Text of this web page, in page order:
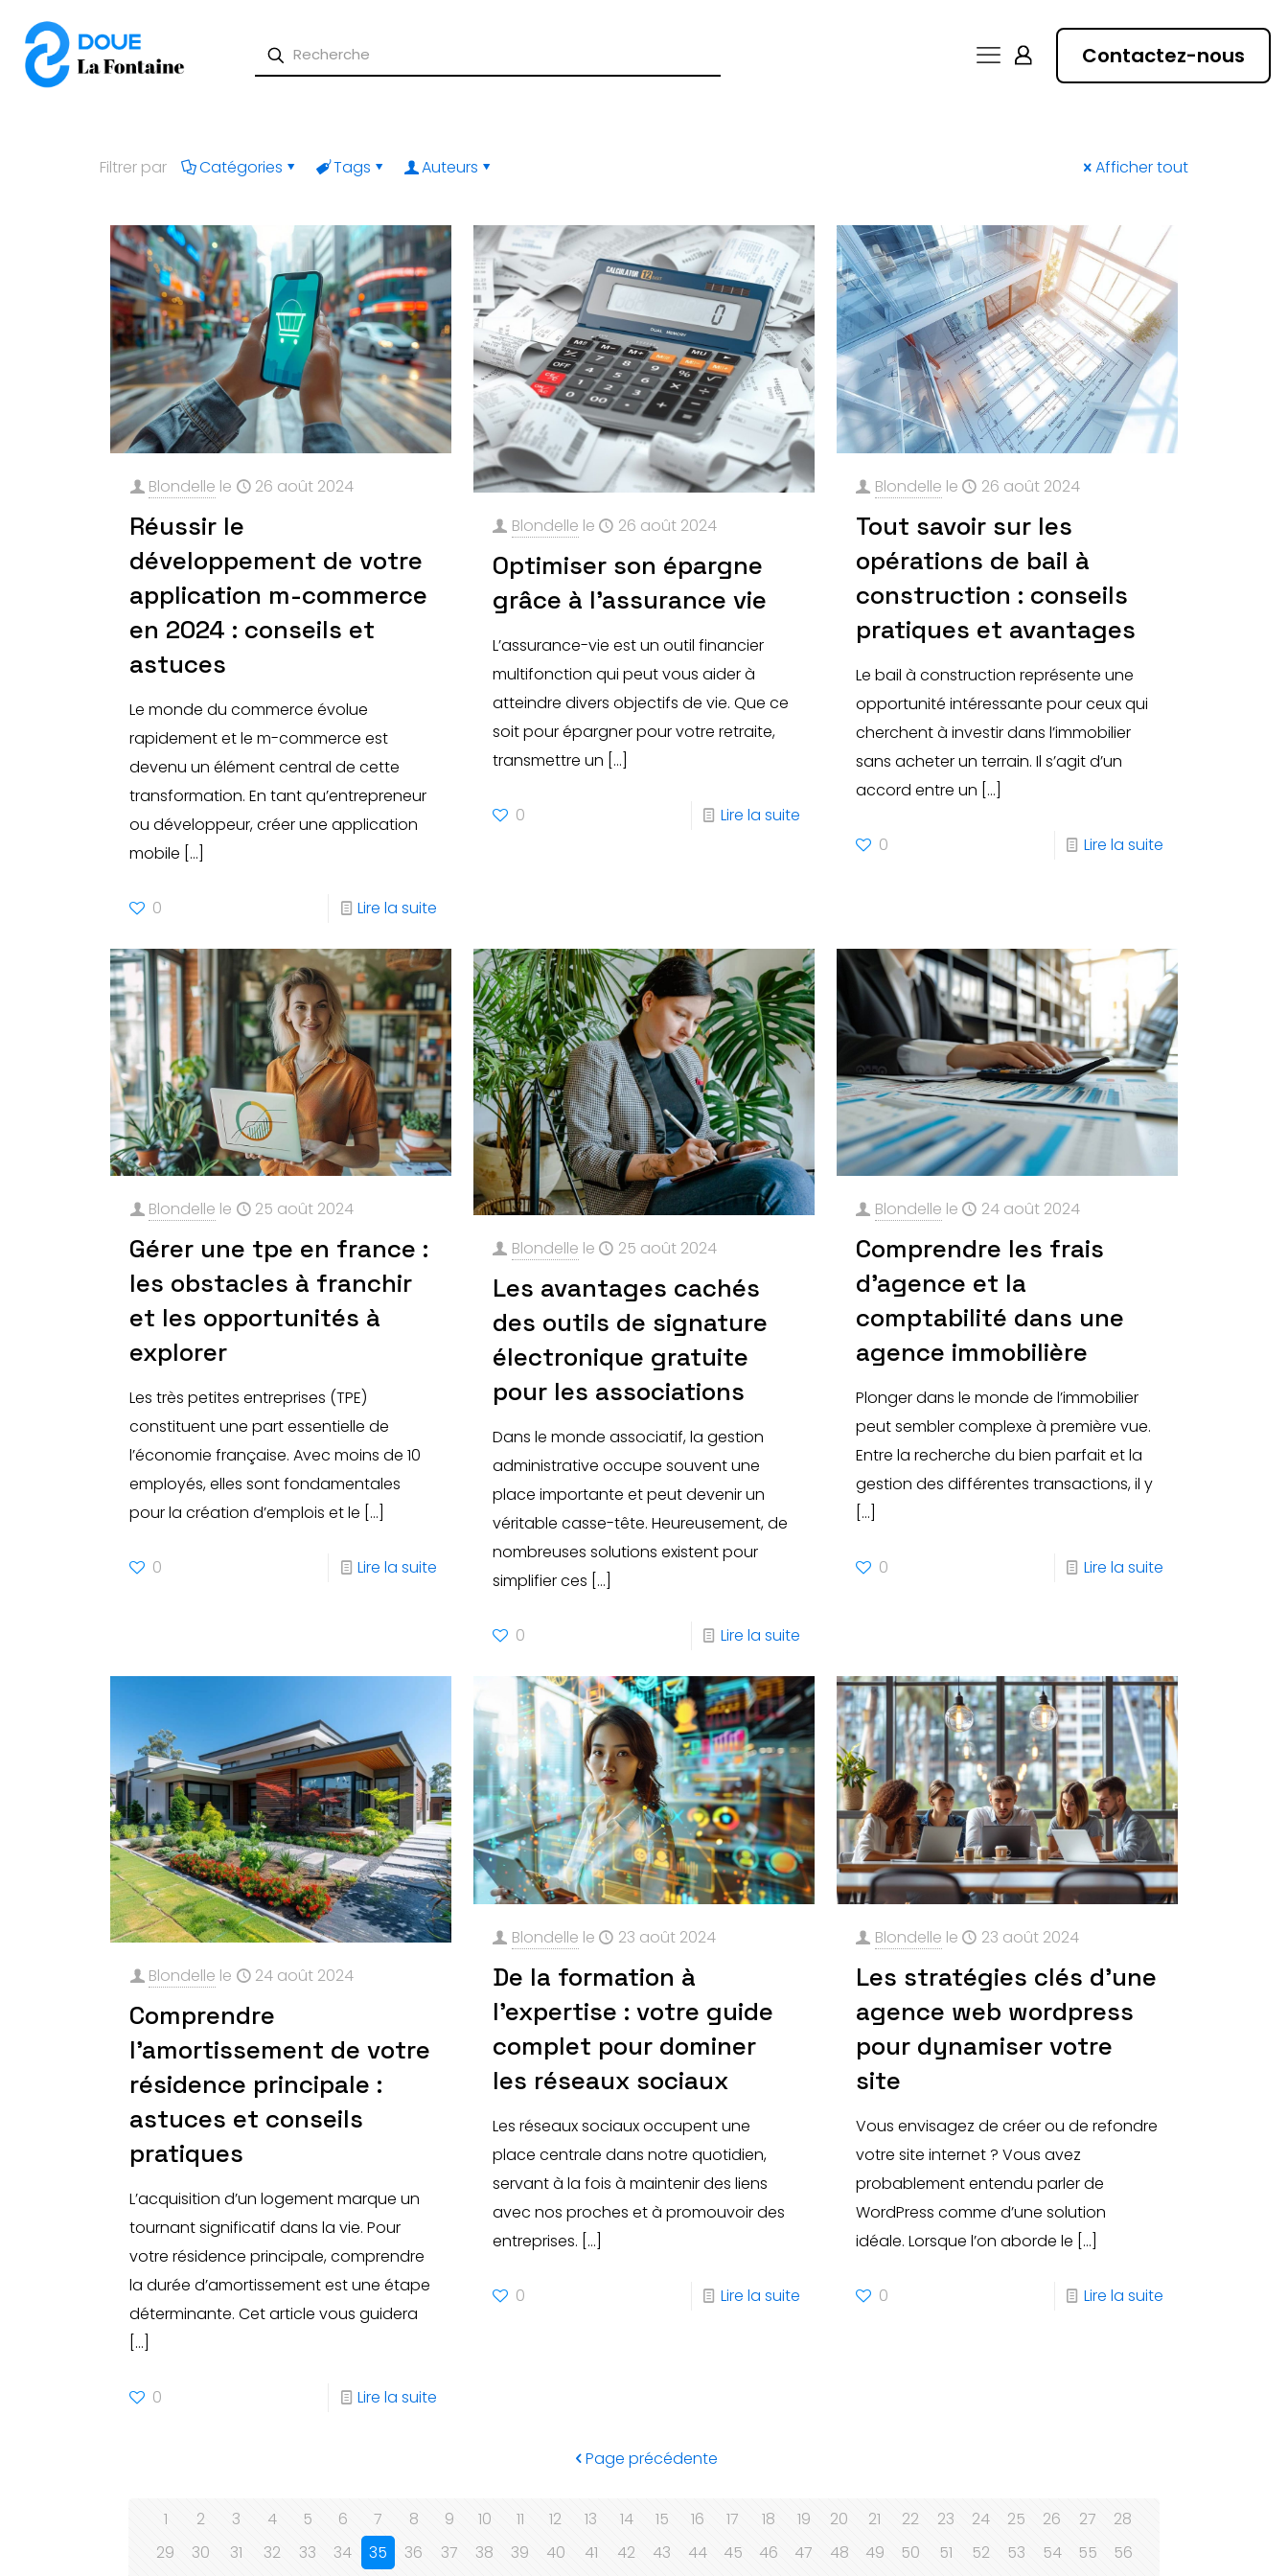
Contactez-nous
Filtrer par Catégories Tags Auteurs Afficher tout
Blondelle le 26 août 2024
Réussir le
développement de votre
application m-commerce
en 2024 : conseils et
astuces
Le monde du commerce évolue
rapidement et le m-commerce est
devenu un élément central de cette
transformation. En tant qu’entrepreneur
ou développeur, créer une application
mobile […]
0 Lire la suite
Blondelle le 26 août 2024
Optimiser son épargne
grâce à l’assurance vie
L’assurance-vie est un outil financier
multifonction qui peut vous aider à
atteindre divers objectifs de vie. Que ce
soit pour épargner pour votre retraite,
transmettre un […]
0 Lire la suite
Blondelle le 26 août 2024
Tout savoir sur les
opérations de bail à
construction : conseils
pratiques et avantages
Le bail à construction représente une
opportunité intéressante pour ceux qui
cherchent à investir dans l’immobilier
sans acheter un terrain. Il s’agit d’un
accord entre un […]
0 Lire la suite
Blondelle le 25 août 2024
Gérer une tpe en france :
les obstacles à franchir
et les opportunités à
explorer
Les très petites entreprises (TPE)
constituent une part essentielle de
l’économie française. Avec moins de 10
employés, elles sont fondamentales
pour la création d’emplois et le […]
0 Lire la suite
Blondelle le 25 août 2024
Les avantages cachés
des outils de signature
électronique gratuite
pour les associations
Dans le monde associatif, la gestion
administrative occupe souvent une
place importante et peut devenir un
véritable casse-tête. Heureusement, de
nombreuses solutions existent pour
simplifier ces […]
0 Lire la suite
Blondelle le 24 août 2024
Comprendre les frais
d’agence et la
comptabilité dans une
agence immobilière
Plonger dans le monde de l’immobilier
peut sembler complexe à première vue.
Entre la recherche du bien parfait et la
gestion des différentes transactions, il y
[…]
0 Lire la suite
Blondelle le 24 août 2024
Comprendre
l’amortissement de votre
résidence principale :
astuces et conseils
pratiques
L’acquisition d’un logement marque un
tournant significatif dans la vie. Pour
votre résidence principale, comprendre
la durée d’amortissement est une étape
déterminante. Cet article vous guidera
[…]
0 Lire la suite
Blondelle le 23 août 2024
De la formation à
l’expertise : votre guide
complet pour dominer
les réseaux sociaux
Les réseaux sociaux occupent une
place centrale dans notre quotidien,
servant à la fois à maintenir des liens
avec nos proches et à promouvoir des
entreprises. […]
0 Lire la suite
Blondelle le 23 août 2024
Les stratégies clés d’une
agence web wordpress
pour dynamiser votre
site
Vous envisagez de créer ou de refondre
votre site internet ? Vous avez
probablement entendu parler de
WordPress comme d’une solution
idéale. Lorsque l’on aborde le […]
0 Lire la suite
Page précédente
1 2 3 4 5 6 7 8 9 10 11 12 13 14 15 16 17 18 19 20 21 22 23 24 25 26 27
28
29
30 31 32 33 34 35 36 37 38 39 40 41 42 43 44 45 46 47 48 49 50 51 52 53 54 55
56